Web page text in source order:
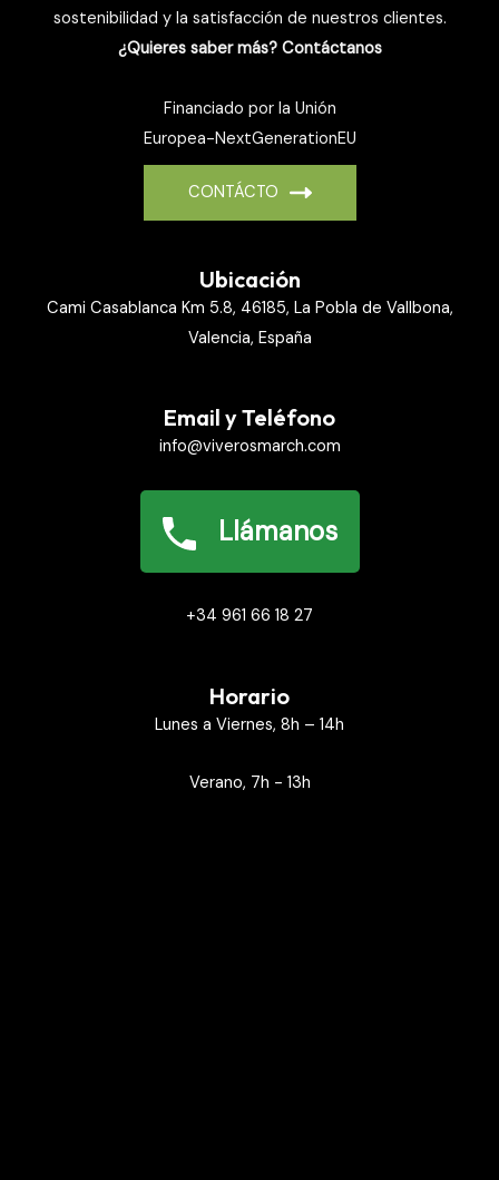
sostenibilidad y la satisfacción de nuestros clientes.
¿Quieres saber más? Contáctanos
Financiado por la Unión
Europea-NextGenerationEU
CONTÁCTO
Ubicación
Cami Casablanca Km 5.8, 46185, La Pobla de Vallbona,
Valencia, España
Email y Teléfono
info@viverosmarch.com
Llámanos
+34 961 66 18 27
Horario
Lunes a Viernes, 8h – 14h
Verano, 7h - 13h